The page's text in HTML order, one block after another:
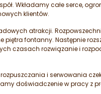
Wkładamy całe serce,
klientów.
atrakcji.
piętra fontanny. Następnie
czasach rozwiązanie i
i serwowania
doświadczenie w pracy z